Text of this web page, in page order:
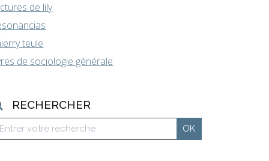
de lily
teule
de sociologie générale
RECHERCHER